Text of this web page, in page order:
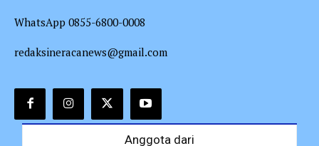
WhatsApp 0855-6800-0008
redaksineracanews@gmail.com
Anggota dari